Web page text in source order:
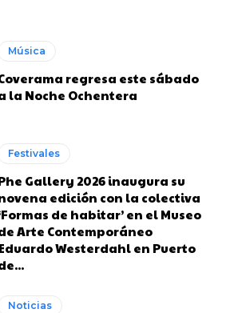
Música
regresa este sábado
la Noche Ochentera
Festivales
Gallery 2026 inaugura su
edición con la colectiva
de habitar’ en el Museo
Arte Contemporáneo
Westerdahl en Puerto
Noticias